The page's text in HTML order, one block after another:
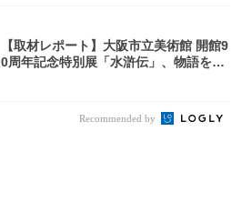
【取材レポート】大阪市立美術館 開館9
0周年記念特別展「水滸伝」、物語を知
Recommended by